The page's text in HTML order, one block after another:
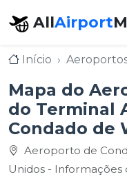
AllAirport
Início
Mapa do
do Terminal
Condado de
Aeroporto de
Unidos - Informações